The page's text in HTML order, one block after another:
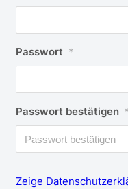
Passwort *
Passwort bestätigen
Zeige